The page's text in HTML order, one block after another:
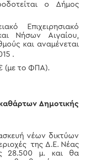
ο Δήμος
Επιχειρησιακό
Νήσων Αιγαίου,
και αναμένεται
.
(με το ΦΠΑ).
Δημοτικής
νέων δικτύων
της Δ.Ε. Νέας
28.500 μ. και θα